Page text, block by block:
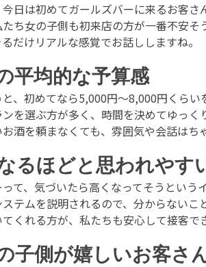
日は初めてガールズバーに来るお客さ
ち女の子側も初来店の方が一番不安そ
だけリアルな感覚でお話ししますね。
平均的な予算感
、初めてなら5,000円〜8,000円くらい
を選ぶ方が多く、時間を決めてゆっく
酒を頼まなくても、雰囲気や会話はち
るほどと思われやす
て、気づいたら高くなってそうという
テムを説明されるので、分からないこ
くれる方が、私たちも安心して接客で
子側が嬉しいお客さ